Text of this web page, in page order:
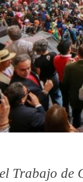
Trabajo de